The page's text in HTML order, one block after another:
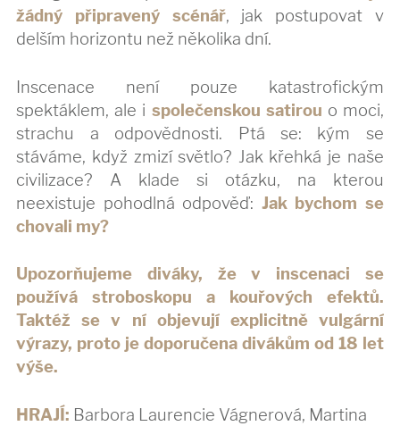
žádný připravený scénář, jak postupovat v
delším horizontu než několika dní.
Inscenace není pouze katastrofickým
spektáklem, ale i společenskou satirou o moci,
strachu a odpovědnosti. Ptá se: kým se
stáváme, když zmizí světlo? Jak křehká je naše
civilizace? A klade si otázku, na kterou
neexistuje pohodlná odpověď: Jak bychom se
chovali my?
Upozorňujeme diváky, že v inscenaci se
používá stroboskopu a kouřových efektů.
Taktéž se v ní objevují explicitně vulgární
výrazy, proto je doporučena divákům od 18 let
výše.
HRAJÍ: Barbora Laurencie Vágnerová, Martina